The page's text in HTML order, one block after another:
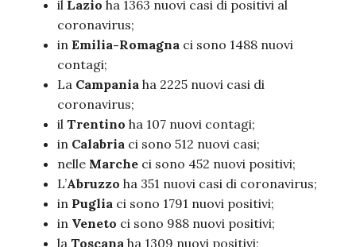
il Lazio ha 1363 nuovi casi di positivi al
coronavirus;
in Emilia-Romagna ci sono 1488 nuovi
contagi;
La Campania ha 2225 nuovi casi di
coronavirus;
il Trentino ha 107 nuovi contagi;
in Calabria ci sono 512 nuovi casi;
nelle Marche ci sono 452 nuovi positivi;
L’Abruzzo ha 351 nuovi casi di coronavirus;
in Puglia ci sono 1791 nuovi positivi;
in Veneto ci sono 988 nuovi positivi;
la Toscana ha 1309 nuovi positivi;